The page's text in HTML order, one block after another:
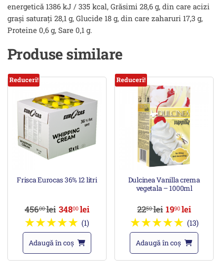
energetică 1386 kJ / 335 kcal, Grăsimi 28,6 g, din care acizi
grași saturați 28,1 g, Glucide 18 g, din care zaharuri 17,3 g,
Proteine 0,6 g, Sare 0,1 g.
Produse similare
Reduceri!
Frisca Eurocas 36% 12 litri
45600lei 34800 lei
(1)
Adaugă în coș
Reduceri!
Dulcinea Vanilla crema
vegetala – 1000ml
2250lei 1990lei
(13)
Adaugă în coș